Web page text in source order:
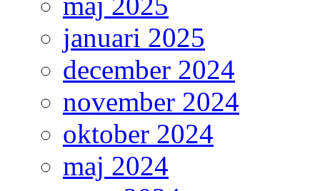
januari 2025
december 2024
november 2024
oktober 2024
maj 2024